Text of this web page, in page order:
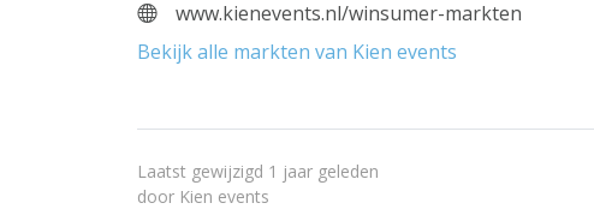
www.kienevents.nl/winsumer-markten
Bekijk alle markten van Kien events
Laatst gewijzigd 1 jaar geleden
door Kien events